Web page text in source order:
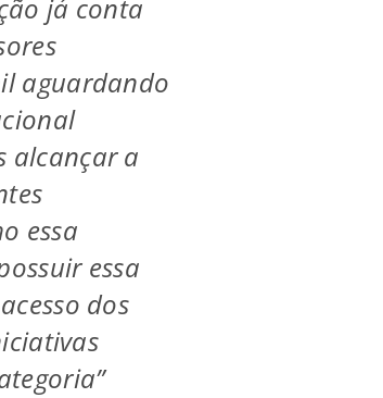
já conta
aguardando
alcançar a
essa
essa
dos